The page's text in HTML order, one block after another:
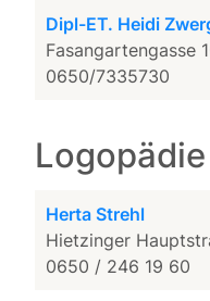
Dipl-ET. Heidi
Fasangartengasse
0650/7335730
Logopädie
Herta Strehl
Hietzinger
0650 / 246 19 60